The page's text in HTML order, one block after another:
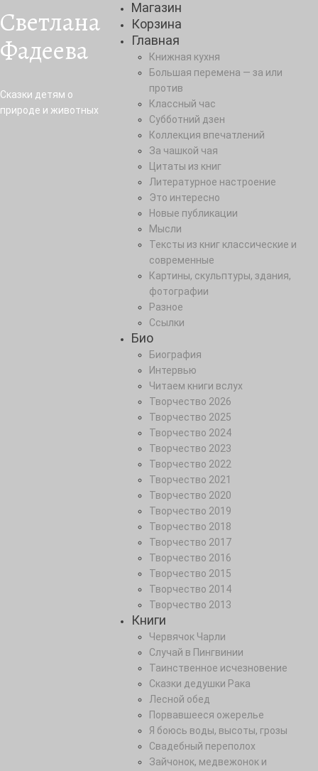
Светлана
Фадеева
Сказки детям о
природе и животных
Магазин
Корзина
Главная
Книжная кухня
Большая перемена — за или
против
Классный час
Субботний дзен
Коллекция впечатлений
За чашкой чая
Цитаты из книг
Литературное настроение
Это интересно
Новые публикации
Мысли
Тексты из книг классические и
современные
Картины, скульптуры, здания,
фотографии
Разное
Ссылки
Био
Биография
Интервью
Читаем книги вслух
Творчество 2026
Творчество 2025
Творчество 2024
Творчество 2023
Творчество 2022
Творчество 2021
Творчество 2020
Творчество 2019
Творчество 2018
Творчество 2017
Творчество 2016
Творчество 2015
Творчество 2014
Творчество 2013
Книги
Червячок Чарли
Случай в Пингвинии
Таинственное исчезновение
Сказки дедушки Рака
Лесной обед
Порвавшееся ожерелье
Я боюсь воды, высоты, грозы
Свадебный переполох
Зайчонок, медвежонок и